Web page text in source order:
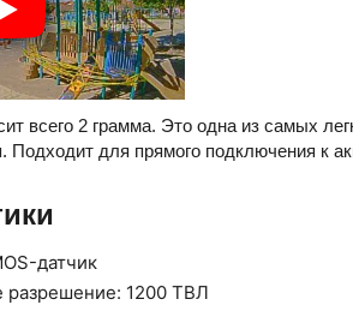
всего 2 грамма. Это одна из самых
Подходит для прямого подключения к
датчик
разрешение: 1200 ТВЛ